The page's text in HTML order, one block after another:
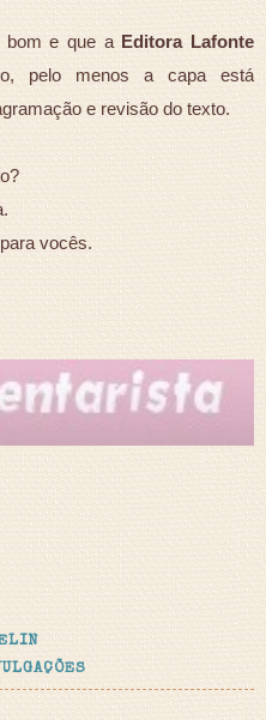
bom e que a Editora Lafonte
pelo menos a capa está
e revisão do texto.
vocês.